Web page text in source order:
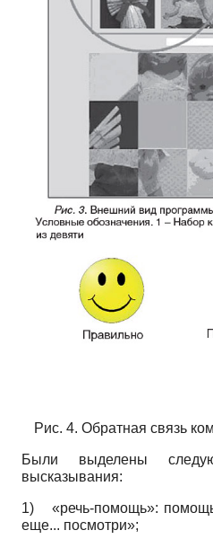
Рис. 4. Обратная связь
Были выделены
высказывания:
1) «речь-помощь»:
еще... посмотри»;